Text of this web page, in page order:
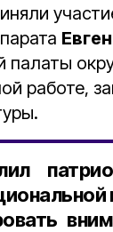
работе,